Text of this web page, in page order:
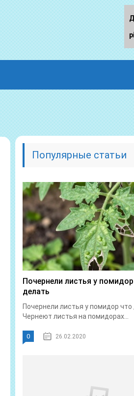
Популярные статьи
Почернели листья у
делать
Почернели листья у помидор что
Чернеют листья на помидорах...
0 26.02.2020